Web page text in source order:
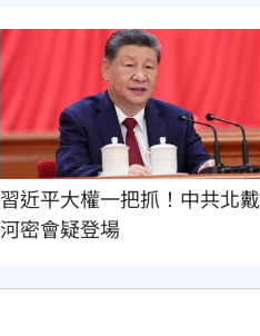
習近平大權一把抓！中共北戴
河密會疑登場